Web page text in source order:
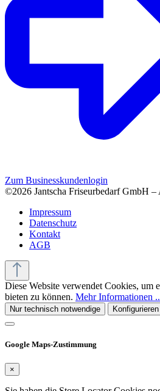
Zum Businesskundenlogin
©2026 Jantscha Friseurbedarf GmbH –
Impressum
Datenschutz
Kontakt
AGB
Diese Website verwendet Cookies, um
bieten zu können. Mehr Informationen
Nur technisch notwendige Konfigurieren
Google Maps-Zustimmung
×